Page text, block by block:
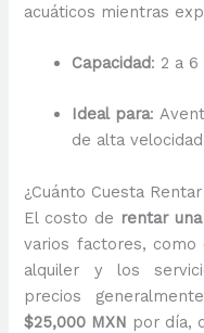
acuáticos mientras
Capacidad: 2 a 6
Ideal para:
de alta
¿Cuánto Cuesta
El costo de rentar
varios factores, como
alquiler y los
precios
$25,000 MXN por día,